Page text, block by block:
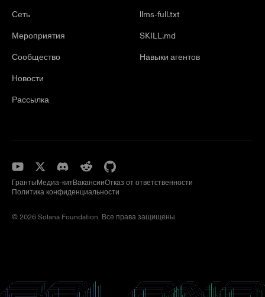
Сеть
Мероприятия
Сообщество
Новости
Рассылка
llms-full.txt
SKILL.md
Навыки агентов
ГрантыМедиа-китВакансииОтказ от ответственности
Политика конфиденциальности
© 2026 Solana Foundation. Все права защищены.